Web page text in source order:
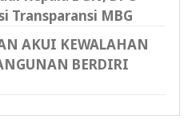
Transparansi MBG
AKUI KEWALAHAN
BERDIRI